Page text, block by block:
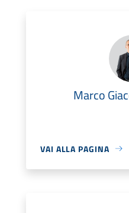
Marco
VAI ALLA PAGINA